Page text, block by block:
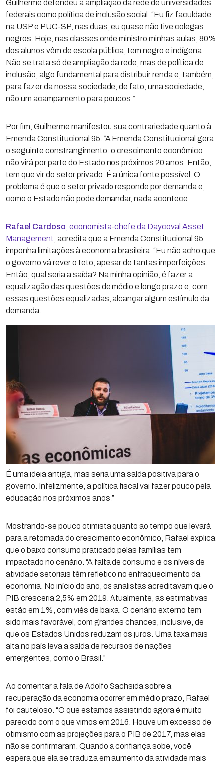
Guilherme defendeu a ampliação da rede de universidades
federais como política de inclusão social. “Eu fiz faculdade
na USP e PUC-SP, nas duas, eu quase não tive colegas
negros. Hoje, nas classes onde ministro minhas aulas, 80%
dos alunos vêm de escola pública, tem negro e indígena.
Não se trata só de ampliação da rede, mas de política de
inclusão, algo fundamental para distribuir renda e, também,
para fazer da nossa sociedade, de fato, uma sociedade,
não um acampamento para poucos.”
Por fim, Guilherme manifestou sua contrariedade quanto à
Emenda Constitucional 95. “A Emenda Constitucional gera
o seguinte constrangimento: o crescimento econômico
não virá por parte do Estado nos próximos 20 anos. Então,
tem que vir do setor privado. É a única fonte possível. O
problema é que o setor privado responde por demanda e,
como o Estado não pode demandar, nada acontece.
Rafael Cardoso , economista-chefe da Daycoval Asset
Management , acredita que a Emenda Constitucional 95
imponha limitações à economia brasileira. “Eu não acho que
o governo vá rever o teto, apesar de tantas imperfeições.
Então, qual seria a saída? Na minha opinião, é fazer a
equalização das questões de médio e longo prazo e, com
essas questões equalizadas, alcançar algum estímulo da
demanda.
É uma ideia antiga, mas seria uma saída positiva para o
governo. Infelizmente, a política fiscal vai fazer pouco pela
educação nos próximos anos.”
Mostrando-se pouco otimista quanto ao tempo que levará
para a retomada do crescimento econômico, Rafael explica
que o baixo consumo praticado pelas famílias tem
impactado no cenário. “A falta de consumo e os níveis de
atividade setoriais têm refletido no enfraquecimento da
economia. No início do ano, os analistas acreditavam que o
PIB cresceria 2,5% em 2019. Atualmente, as estimativas
estão em 1%, com viés de baixa. O cenário externo tem
sido mais favorável, com grandes chances, inclusive, de
que os Estados Unidos reduzam os juros. Uma taxa mais
alta no país leva a saída de recursos de nações
emergentes, como o Brasil.”
Ao comentar a fala de Adolfo Sachsida sobre a
recuperação da economia ocorrer em médio prazo, Rafael
foi cauteloso. “O que estamos assistindo agora é muito
parecido com o que vimos em 2016. Houve um excesso de
otimismo com as projeções para o PIB de 2017, mas elas
não se confirmaram. Quando a confiança sobe, você
espera que ela se traduza em aumento da atividade mais